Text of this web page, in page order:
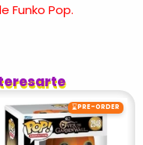
Funko Pop.
⌛PRE-ORDER